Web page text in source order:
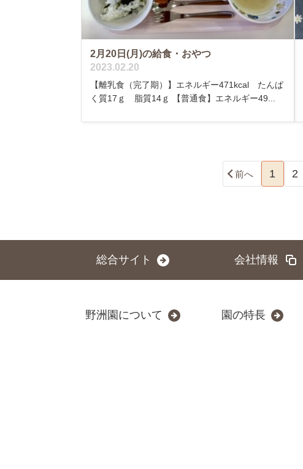
2月20日(月)の給食・おやつ
2023.02.20
【離乳食（完了期）】エネルギー471kcal たんぱ
く質17ｇ 脂質14ｇ 【普通食】エネルギー49...
前へ 1 2
総合サイト 会社情報
野洲園について 園の特長